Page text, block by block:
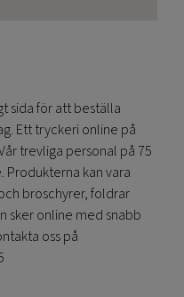
sida för att beställa
Ett tryckeri online på
trevliga personal på 75
Produkterna kan vara
broschyrer, foldrar
sker online med snabb
oss på